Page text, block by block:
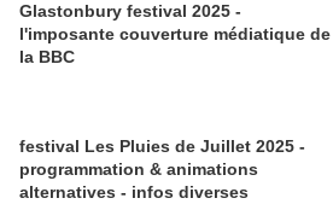
Glastonbury festival 2025 -
l'imposante couverture médiatique de
la BBC
festival Les Pluies de Juillet 2025 -
programmation & animations
alternatives - infos diverses